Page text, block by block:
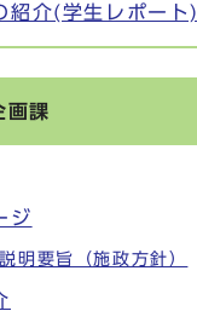
紹介(学生レポート)
画課
ジ
明要旨（施政方針）